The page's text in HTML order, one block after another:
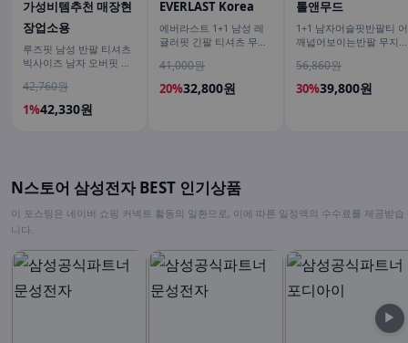
가성비템추천 매장현
장업소용
루즈핏 남성 반팔 티셔츠
빅사이즈 남자 오버핏 티
42,760원
1%42,330원
EVERLAST Korea
에버라스트 1+1 남성 레
귤러핏 긴팔 티셔츠 무지
41,000원
20%32,800원
톨앤무드
1+1 남자머슬핏반팔티 어
깨넓어보이는반팔 무지티
56,860원
30%39,800원
N스토어 삼성전자 BEST 인기상품
이 포스팅은 네이버 쇼핑 커넥트 활동의 일환으로, 이에 따른 일정액의 수수료를 제공받습
니다.
▶